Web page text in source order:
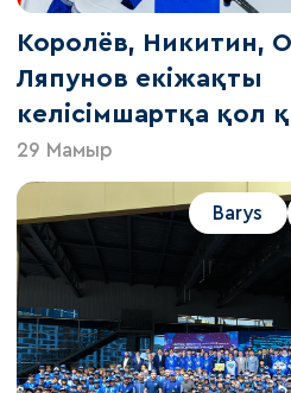
Королёв, Никитин,
Ляпунов екіжақты
келісімшартқа қол
29 Мамыр
Barys